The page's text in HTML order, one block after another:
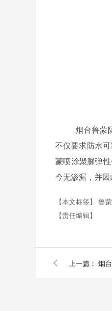
烟台鲁蒙
不仅要求防水
蒙喷涂聚脲弹
今无渗漏，并因
【本文标签】 鲁
【责任编辑】
上一篇：